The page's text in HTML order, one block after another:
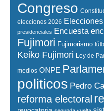
Congreso
elecciones 2026
presidenciales Encuesta
Fujimori Fujimorismo
Keiko Fujimori Ley de
medios ONPE
politicos Pedro
reforma electoral